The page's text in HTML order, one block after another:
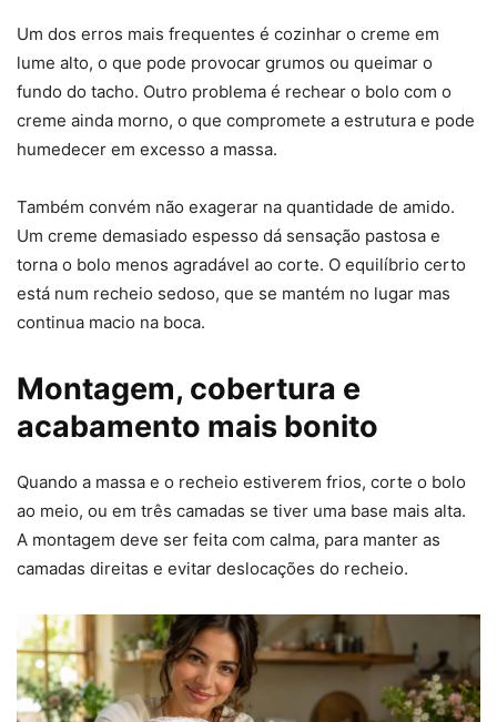
Um dos erros mais frequentes é cozinhar o creme em
lume alto, o que pode provocar grumos ou queimar o
fundo do tacho. Outro problema é rechear o bolo com o
creme ainda morno, o que compromete a estrutura e pode
humedecer em excesso a massa.
Também convém não exagerar na quantidade de amido.
Um creme demasiado espesso dá sensação pastosa e
torna o bolo menos agradável ao corte. O equilíbrio certo
está num recheio sedoso, que se mantém no lugar mas
continua macio na boca.
Montagem, cobertura e
acabamento mais bonito
Quando a massa e o recheio estiverem frios, corte o bolo
ao meio, ou em três camadas se tiver uma base mais alta.
A montagem deve ser feita com calma, para manter as
camadas direitas e evitar deslocações do recheio.